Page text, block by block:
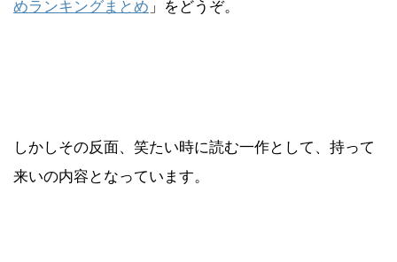
めランキングまとめ 」をどうぞ。
しかしその反面、笑たい時に読む一作として、持って
来いの内容となっています。